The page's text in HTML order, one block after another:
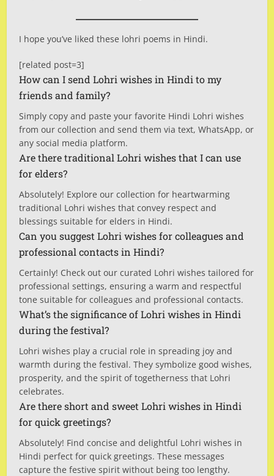
I hope you’ve liked these lohri poems in Hindi.
[related post=3]
How can I send Lohri wishes in Hindi to my
friends and family?
Simply copy and paste your favorite Hindi Lohri wishes
from our collection and send them via text, WhatsApp, or
any social media platform.
Are there traditional Lohri wishes that I can use
for elders?
Absolutely! Explore our collection for heartwarming
traditional Lohri wishes that convey respect and
blessings suitable for elders in Hindi.
Can you suggest Lohri wishes for colleagues and
professional contacts in Hindi?
Certainly! Check out our curated Lohri wishes tailored for
professional settings, ensuring a warm and respectful
tone suitable for colleagues and professional contacts.
What’s the significance of Lohri wishes in Hindi
during the festival?
Lohri wishes play a crucial role in spreading joy and
warmth during the festival. They symbolize good wishes,
prosperity, and the spirit of togetherness that Lohri
celebrates.
Are there short and sweet Lohri wishes in Hindi
for quick greetings?
Absolutely! Find concise and delightful Lohri wishes in
Hindi perfect for quick greetings. These messages
capture the festive spirit without being too lengthy.